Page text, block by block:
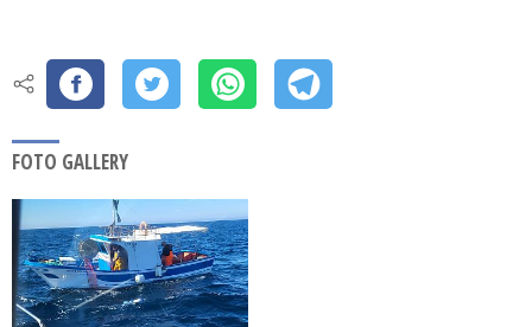
FOTO GALLERY